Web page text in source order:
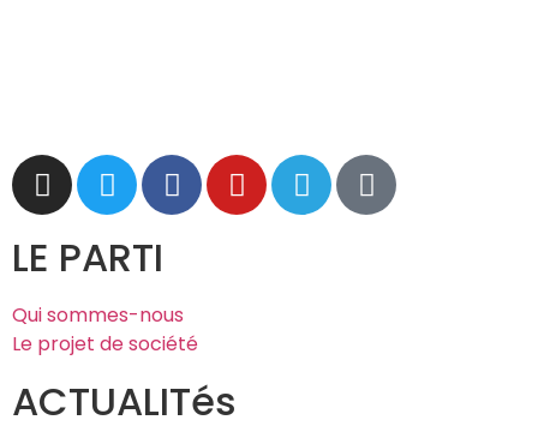
LE PARTI
Qui sommes-nous
Le projet de société
ACTUALITés